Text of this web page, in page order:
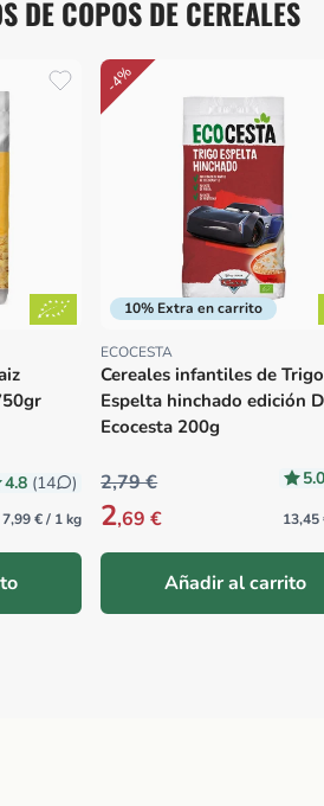
DE COPOS DE CEREALES
4.8 (14 )
7,99 € / 1 kg
-4%
10% Extra en carrito
Proveedor:
ECOCESTA
Cereales infantiles de
Espelta hinchado edición
Ecocesta 200g
2,79 €
2,69 € 13,45
Añadir al carrito